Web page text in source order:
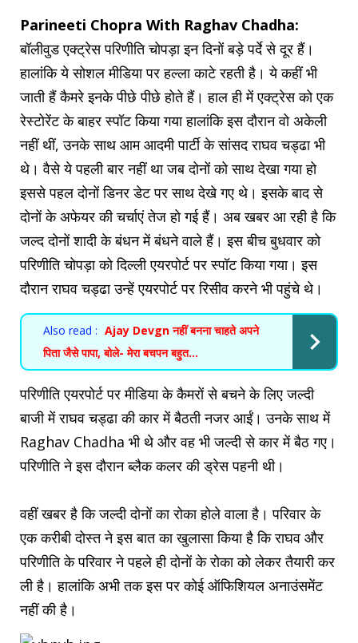
Parineeti Chopra With Raghav Chadha:
बॉलीवुड एक्ट्रेस परिणीति चोपड़ा इन दिनों बड़े पर्दे से दूर हैं।
हालांकि ये सोशल मीडिया पर हल्ला काटे रहती है। ये कहीं भी
जाती हैं कैमरे इनके पीछे पीछे होते हैं। हाल ही में एक्ट्रेस को एक
रेस्टोरेंट के बाहर स्पॉट किया गया हालांकि इस दौरान वो अकेली
नहीं थीं, उनके साथ आम आदमी पार्टी के सांसद राघव चड्ढा भी
थे। वैसे ये पहली बार नहीं था जब दोनों को साथ देखा गया हो
इससे पहल दोनों डिनर डेट पर साथ देखे गए थे। इसके बाद से
दोनों के अफेयर की चर्चाएं तेज हो गई हैं। अब खबर आ रही है कि
जल्द दोनों शादी के बंधन में बंधने वाले हैं। इस बीच बुधवार को
परिणीति चोपड़ा को दिल्ली एयरपोर्ट पर स्पॉट किया गया। इस
दौरान राघव चड्ढा उन्हें एयरपोर्ट पर रिसीव करने भी पहुंचे थे।
Also read : Ajay Devgn नहीं बनना चाहते अपने
पिता जैसे पापा, बोले- मेरा बचपन बहुत...
परिणीति एयरपोर्ट पर मीडिया के कैमरों से बचने के लिए जल्दी
बाजी में राघव चड्ढा की कार में बैठती नजर आईं। उनके साथ में
Raghav Chadha भी थे और वह भी जल्दी से कार में बैठ गए।
परिणीति ने इस दौरान ब्लैक कलर की ड्रेस पहनी थी।
वहीं खबर है कि जल्दी दोनों का रोका होले वाला है। परिवार के
एक करीबी दोस्त ने इस बात का खुलासा किया है कि राघव और
परिणीति के परिवार ने पहले ही दोनों के रोका को लेकर तैयारी कर
ली है। हालांकि अभी तक इस पर कोई ऑफिशियल अनाउंसमेंट
नहीं की है।